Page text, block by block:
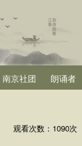
南京社团 朗诵者
观看次数： 1090次